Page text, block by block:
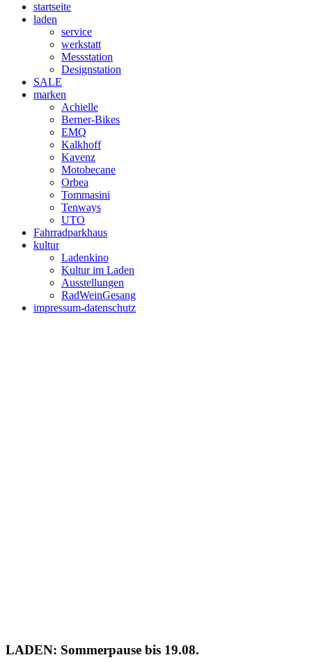
startseite
laden
service
werkstatt
Messstation
Designstation
SALE
marken
Achielle
Berner-Bikes
EMQ
Kalkhoff
Kavenz
Motobecane
Orbea
Tommasini
Tenways
UTO
Fahrradparkhaus
kultur
Ladenkino
Kultur im Laden
Ausstellungen
RadWeinGesang
impressum-datenschutz
LADEN: Sommerpause bis 19.08.